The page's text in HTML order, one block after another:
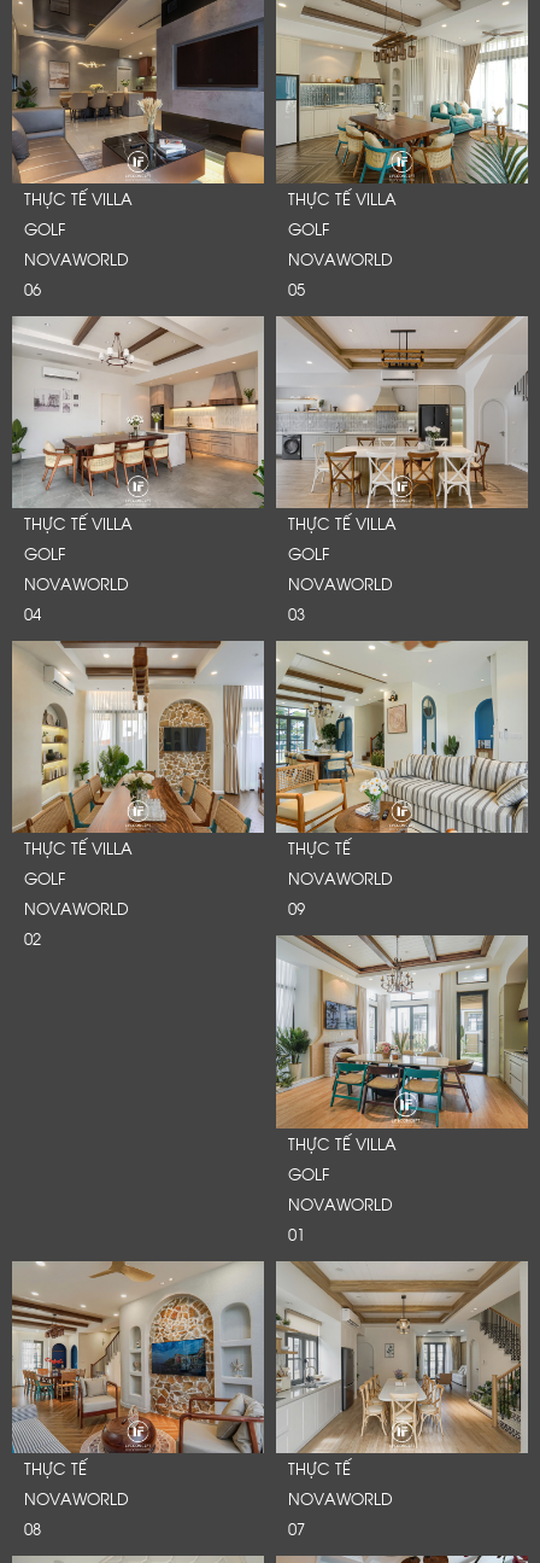
THỰC TẾ VILLA
GOLF
NOVAWORLD
06
THỰC TẾ VILLA
GOLF
NOVAWORLD
05
THỰC TẾ VILLA
GOLF
NOVAWORLD
04
THỰC TẾ VILLA
GOLF
NOVAWORLD
03
THỰC TẾ VILLA
GOLF
NOVAWORLD
02
THỰC TẾ
NOVAWORLD
09
THỰC TẾ VILLA
GOLF
NOVAWORLD
01
THỰC TẾ
NOVAWORLD
08
THỰC TẾ
NOVAWORLD
07